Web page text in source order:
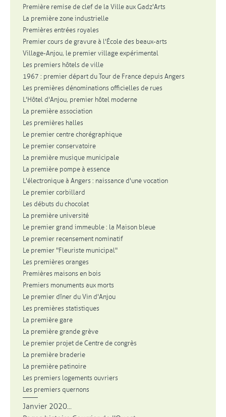
Première remise de clef de la Ville aux Gadz'Arts
La première zone industrielle
Premières entrées royales
Premier cours de gravure à l'École des beaux-arts
Village-Anjou, le premier village expérimental
Les premiers hôtels de ville
1967 : premier départ du Tour de France depuis Angers
Les premières dénominations officielles de rues
L'Hôtel d'Anjou, premier hôtel moderne
La première association
Les premières halles
Le premier centre chorégraphique
Le premier conservatoire
La première musique municipale
La première pompe à essence
L'électronique à Angers : naissance d'une vocation
Le premier corbillard
Les débuts du chocolat
La première université
Le premier grand immeuble : la Maison bleue
Le premier recensement nominatif
Le premier "Fleuriste municipal"
Les premières oranges
Premières maisons en bois
Premiers monuments aux morts
Le premier dîner du Vin d'Anjou
Les premières statistiques
La première gare
La première grande grève
Le premier projet de Centre de congrès
La première braderie
La première patinoire
Les premiers logements ouvriers
Les premiers quernons
Janvier 2020...